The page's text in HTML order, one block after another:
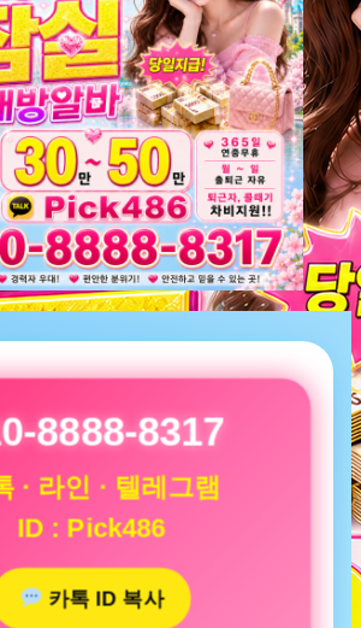
8888-8317
· 라인 · 텔레그램
ID : Pick486
카톡 ID 복사